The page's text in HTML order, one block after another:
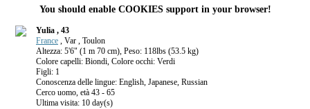
GALLERIA
RICERCA
You should enable COOKIES support in your browser!
Yulia , 43
France , Var , Toulon
Altezza: 5'6" (1 m 70 cm), Peso: 118lbs (53.5 kg)
Colore capelli: Biondi, Colore occhi: Verdi
Figli: 1
Conoscenza delle lingue: English, Japanese, Russian
Cerco uomo, età 43 - 65
Ultima visita: 10 day(s)